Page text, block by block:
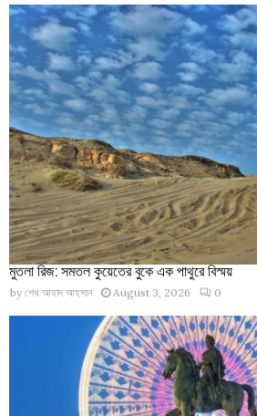
মুতলা রিজ: সমতল কুয়েতের বুকে এক পাথুরে বিস্ময়
by শেখ আহাদ আহসান August 3, 2026 0